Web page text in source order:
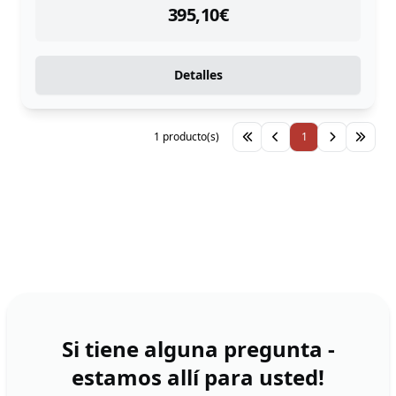
395,10€
instock
Detalles
1
1 producto(s)
Si tiene alguna pregunta -
estamos allí para usted!